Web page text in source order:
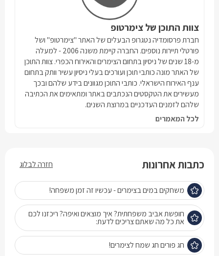
צוות התוכן של צימרטופ
חברת פרסומדיה נטגרופ הבעלים של האתר "צימרטופ" ושל
פורטלי תיירות נוספים. החברה קיימת משנה 2006 - למעלה
מ-18 שנים של ניסיון בתחום הצימרים והאירוח הכפרי. צוות התוכן
של האתר מונה כותבי תוכן ועורכים בעלי ניסיון עשיר וותק בתחום
ענף האירוח הישראלי. כותבי התוכן מגוונים בידע שלהם ובכך
מעשירים את הטקסטים הנכתבים באתר ומתאימים את הכתיבה
שלהם לזמנים העדכניים במרוצת השנים.
לכל המאמרים
כתבות אחרונות
משחקים במים בצימרים - עכשיו זה זמן משפחה!
חופשת אביב משפחתית? איך מוצאים ואיפה? ריכזנו לכם
את כל מה שאתם צריכים לדעת:
חג פורים חג שמח לצימרים!
חזרה לבלוג